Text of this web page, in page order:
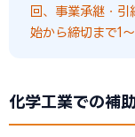
回、事業承継・
始から締切まで1
化学工業での補